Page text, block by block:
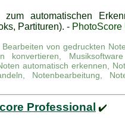
zum automatischen
Partituren). - PhotoScore
von gedruckten
konvertieren,
automatisch erkennen,
Notenbearbeitung,
Professional ✔️